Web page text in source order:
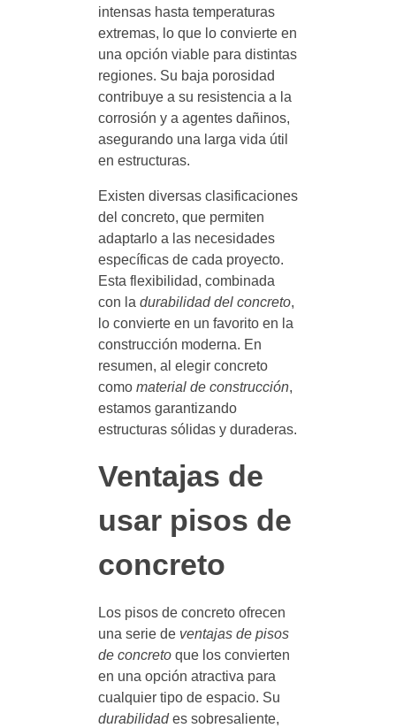
intensas hasta temperaturas
extremas, lo que lo convierte en
una opción viable para distintas
regiones. Su baja porosidad
contribuye a su resistencia a la
corrosión y a agentes dañinos,
asegurando una larga vida útil
en estructuras.
Existen diversas clasificaciones
del concreto, que permiten
adaptarlo a las necesidades
específicas de cada proyecto.
Esta flexibilidad, combinada
con la durabilidad del concreto,
lo convierte en un favorito en la
construcción moderna. En
resumen, al elegir concreto
como material de construcción,
estamos garantizando
estructuras sólidas y duraderas.
Ventajas de
usar pisos de
concreto
Los pisos de concreto ofrecen
una serie de ventajas de pisos
de concretoque los convierten
en una opción atractiva para
cualquier tipo de espacio. Su
durabilidades sobresaliente,